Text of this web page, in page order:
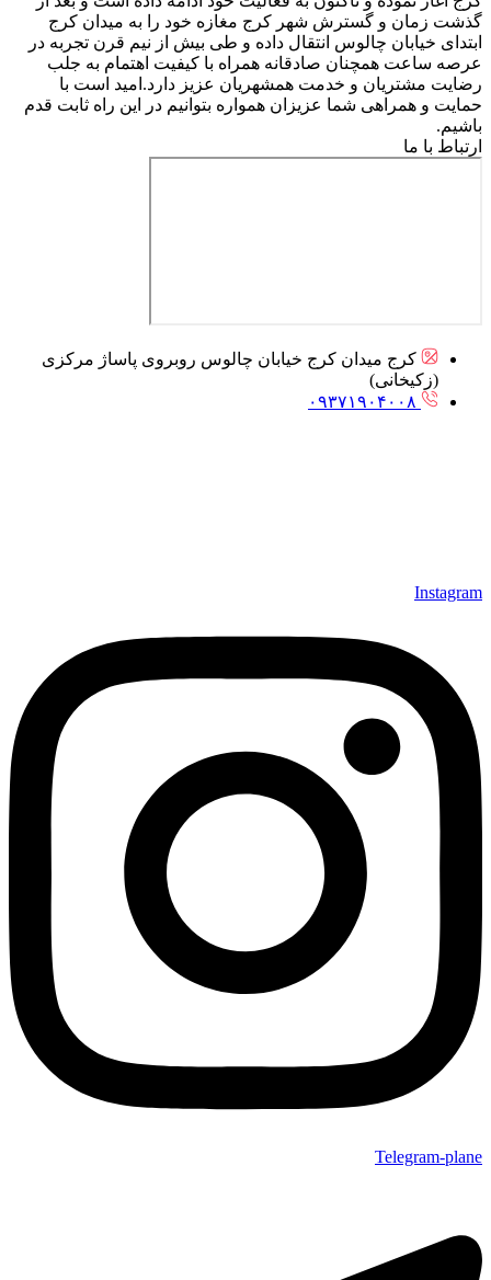
گذشت زمان و گسترش شهر کرج مغازه خود را به میدان کرج
ابتدای خیابان چالوس انتقال داده و طی بیش از نیم قرن تجربه در
عرصه ساعت همچنان صادقانه همراه با کیفیت اهتمام به جلب
رضایت مشتریان و خدمت همشهریان عزیز دارد.امید است با
حمایت و همراهی شما عزیزان همواره بتوانیم در این راه ثابت قدم
باشیم.
ارتباط با ما
کرج میدان کرج خیابان چالوس روبروی پاساژ مرکزی
(زکیخانی)
۰۹۳۷۱۹۰۴۰۰۸
Instagram
Telegram-plane